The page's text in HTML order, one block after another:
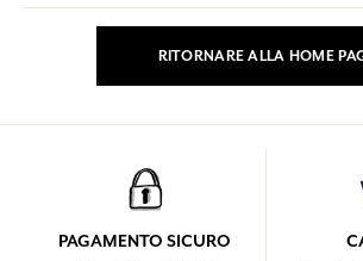
RITORNARE ALLA HOME
PAGAMENTO SICURO